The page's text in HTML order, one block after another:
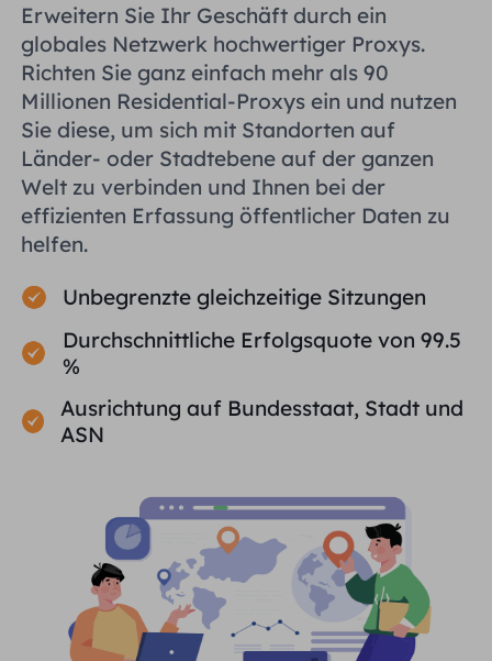
Erweitern Sie Ihr Geschäft durch ein
globales Netzwerk hochwertiger Proxys.
Richten Sie ganz einfach mehr als 90
Millionen Residential-Proxys ein und nutzen
Sie diese, um sich mit Standorten auf
Länder- oder Stadtebene auf der ganzen
Welt zu verbinden und Ihnen bei der
effizienten Erfassung öffentlicher Daten zu
helfen.
Unbegrenzte gleichzeitige Sitzungen
Durchschnittliche Erfolgsquote von 99.5
%
Ausrichtung auf Bundesstaat, Stadt und
ASN